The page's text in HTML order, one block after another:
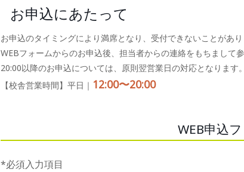
お申込にあたって
お申込のタイミングにより満席となり、受付できないことがあ
WEBフォームからのお申込後、担当者からの連絡をもちまして参
20:00以降のお申込については、原則翌営業日の対応となります。
【校舎営業時間】平日｜ 12:00〜20:00
WEB申込
*必須入力項目